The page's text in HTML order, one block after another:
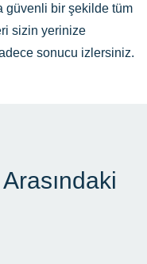
güvenli bir şekilde tüm
sizin yerinize
sonucu izlersiniz.